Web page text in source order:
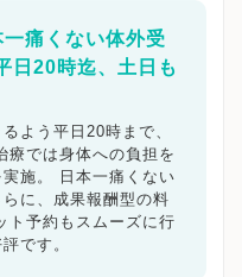
痛くない体外受
日20時迄、土日も
よう平日20時まで、
療では身体への負担を
施。 日本一痛くない
に、成果報酬型の料
ト予約もスムーズに行
です。